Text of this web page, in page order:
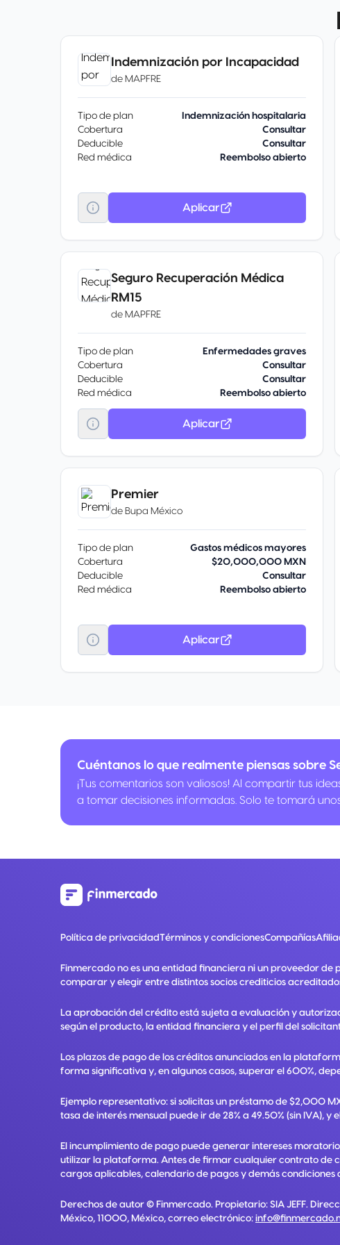
Indemnización por Incapacidad
de MAPFRE
Tipo de plan
Indemnización hospitalaria
Cobertura
Consultar
Deducible
Consultar
Red médica
Reembolso abierto
Aplicar
Seguro Recuperación Médica
RM15
de MAPFRE
Tipo de plan
Enfermedades graves
Cobertura
Consultar
Deducible
Consultar
Red médica
Reembolso abierto
Aplicar
Premier
de Bupa México
Tipo de plan
Gastos médicos mayores
Cobertura
$20,000,000 MXN
Deducible
Consultar
Red médica
Reembolso abierto
Aplicar
Cuéntanos lo que realmente piensas sobre
¡Tus comentarios son valiosos! Al compartir tus
a tomar decisiones informadas. Solo te tomará
Política de privacidadTérminos y condicionesCompañías
Finmercado no es una entidad financiera ni un proveedor
comparar y elegir entre distintos socios crediticios
La aprobación del crédito está sujeta a evaluación y
según el producto, la entidad financiera y el perfil del
Los plazos de pago de los créditos anunciados en la
forma significativa y, en algunos casos, superar el 600%,
Ejemplo representativo: si solicitas un préstamo de $2,000
tasa de interés mensual puede ir de 28% a 49.50% (sin IVA),
El incumplimiento de pago puede generar intereses
utilizar la plataforma. Antes de firmar cualquier contrato de
cargos aplicables, calendario de pagos y demás condiciones
Derechos de autor © Finmercado. Propietario: SIA JEFF.
México, 11000, México, correo electrónico: